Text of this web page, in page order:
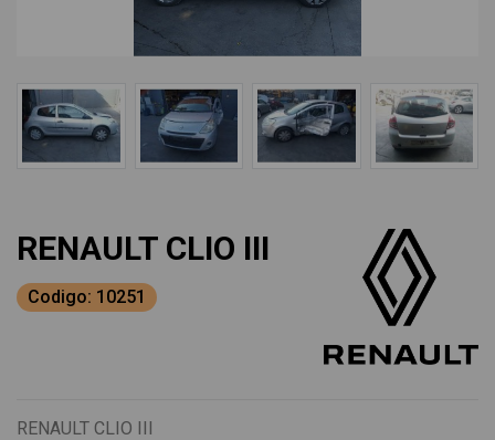
RENAULT CLIO III
Codigo: 10251
RENAULT CLIO III